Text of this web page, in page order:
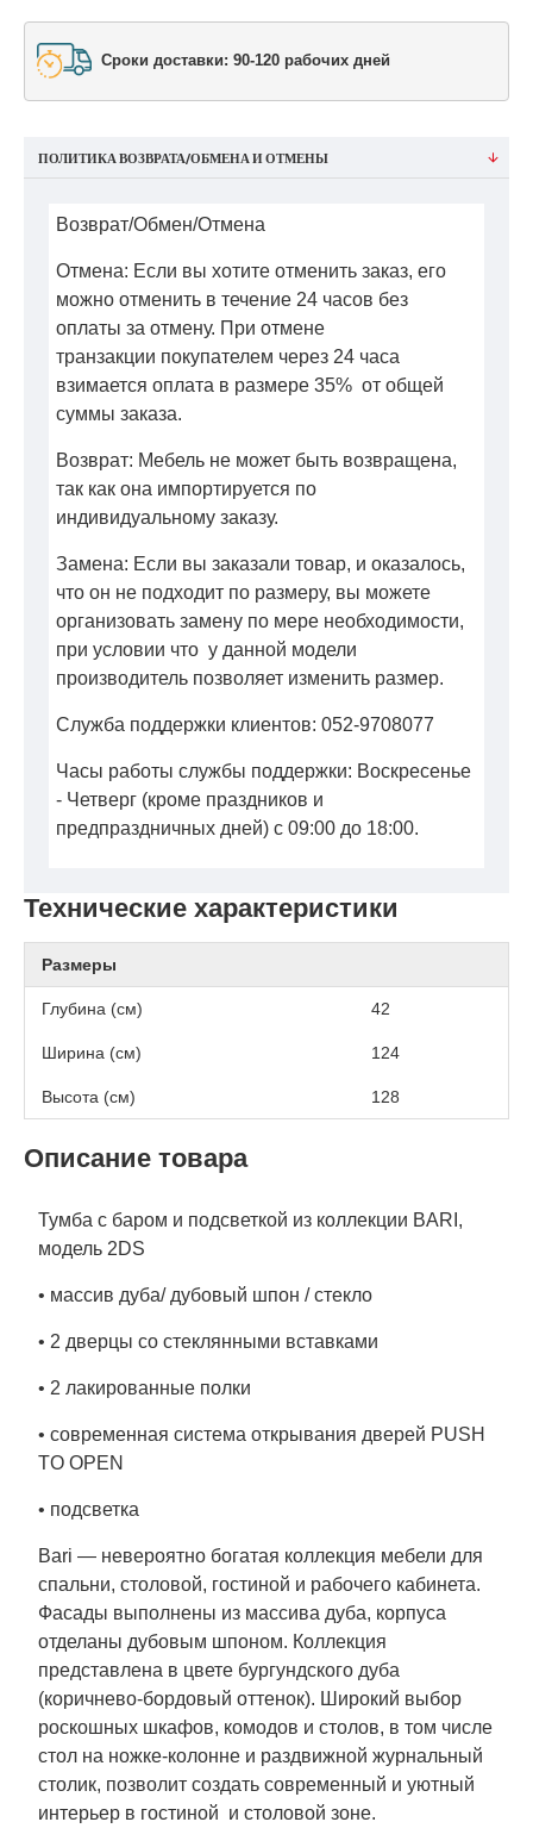
Сроки доставки: 90-120 рабочих дней
Технические характеристики
Размеры
Глубина (см) 42
Ширина (см) 124
Высота (см) 128
Описание товара
Тумба с баром и подсветкой из коллекции BARI,
модель 2DS
• массив дуба/ дубовый шпон / стекло
• 2 дверцы со стеклянными вставками
• 2 лакированные полки
• современная система открывания дверей PUSH
TO OPEN
• подсветка
Bari — невероятно богатая коллекция мебели для
спальни, столовой, гостиной и рабочего кабинета.
Фасады выполнены из массива дуба, корпуса
отделаны дубовым шпоном. Коллекция
представлена в цвете бургундского дуба
(коричнево-бордовый оттенок). Широкий выбор
роскошных шкафов, комодов и столов, в том числе
стол на ножке-колонне и раздвижной журнальный
столик, позволит создать современный и уютный
интерьер в гостиной и столовой зоне.
ПОЛИТИКА ВОЗВРАТА/ОБМЕНА И ОТМЕНЫ
Возврат/Обмен/Отмена
Отмена: Если вы хотите отменить заказ, его
можно отменить в течение 24 часов без
оплаты за отмену. При отмене
транзакции покупателем через 24 часа
взимается оплата в размере 35% от общей
суммы заказа.
Возврат: Мебель не может быть возвращена,
так как она импортируется по
индивидуальному заказу.
Замена: Если вы заказали товар, и оказалось,
что он не подходит по размеру, вы можете
организовать замену по мере необходимости,
при условии что у данной модели
производитель позволяет изменить размер.
Служба поддержки клиентов: 052-9708077
Часы работы службы поддержки: Воскресенье
- Четверг (кроме праздников и
предпраздничных дней) с 09:00 до 18:00.